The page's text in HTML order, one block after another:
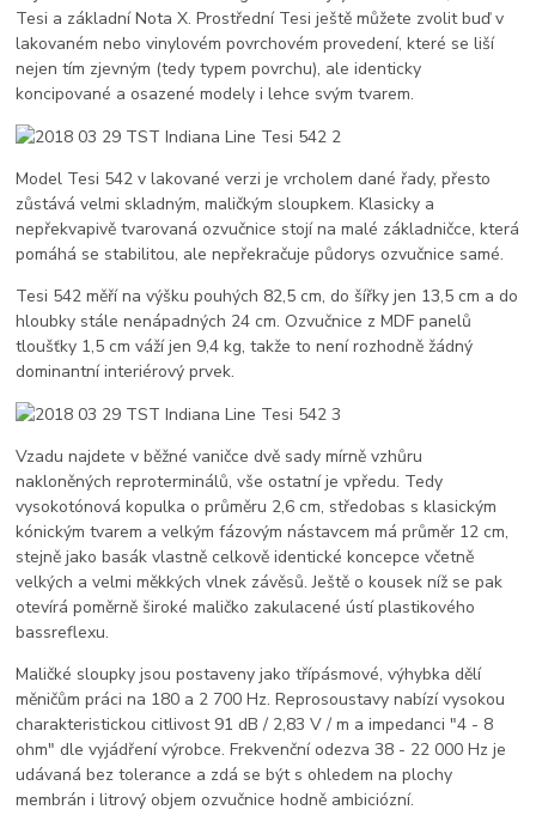
Tesi a základní Nota X. Prostřední Tesi ještě můžete zvolit buď v
lakovaném nebo vinylovém povrchovém provedení, které se liší
nejen tím zjevným (tedy typem povrchu), ale identicky
koncipované a osazené modely i lehce svým tvarem.
Model Tesi 542 v lakované verzi je vrcholem dané řady, přesto
zůstává velmi skladným, maličkým sloupkem. Klasicky a
nepřekvapivě tvarovaná ozvučnice stojí na malé základničce, která
pomáhá se stabilitou, ale nepřekračuje půdorys ozvučnice samé.
Tesi 542 měří na výšku pouhých 82,5 cm, do šířky jen 13,5 cm a do
hloubky stále nenápadných 24 cm. Ozvučnice z MDF panelů
tloušťky 1,5 cm váží jen 9,4 kg, takže to není rozhodně žádný
dominantní interiérový prvek.
Vzadu najdete v běžné vaničce dvě sady mírně vzhůru
nakloněných reproterminálů, vše ostatní je vpředu. Tedy
vysokotónová kopulka o průměru 2,6 cm, středobas s klasickým
kónickým tvarem a velkým fázovým nástavcem má průměr 12 cm,
stejně jako basák vlastně celkově identické koncepce včetně
velkých a velmi měkkých vlnek závěsů. Ještě o kousek níž se pak
otevírá poměrně široké maličko zakulacené ústí plastikového
bassreflexu.
Maličké sloupky jsou postaveny jako třípásmové, výhybka dělí
měničům práci na 180 a 2 700 Hz. Reprosoustavy nabízí vysokou
charakteristickou citlivost 91 dB / 2,83 V / m a impedanci "4 - 8
ohm" dle vyjádření výrobce. Frekvenční odezva 38 - 22 000 Hz je
udávaná bez tolerance a zdá se být s ohledem na plochy
membrán i litrový objem ozvučnice hodně ambiciózní.